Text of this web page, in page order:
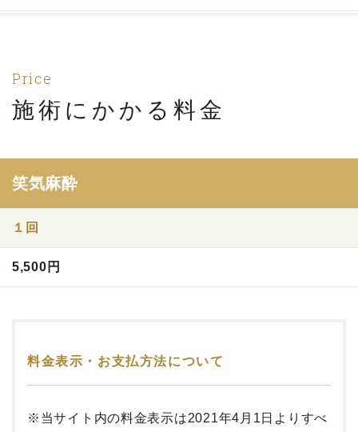
Price
施術にかかる料金
笑気麻酔
１回
5,500円
料金表示・お支払方法について
※当サイト内の料金表示は2021年4月1日よりすべ